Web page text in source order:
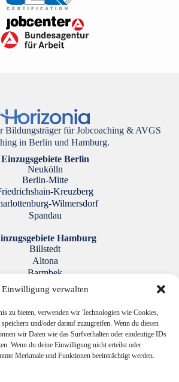
Einwilligung verwalten
zu bieten, verwenden wir Technologien wie Cookies,
und/oder darauf zuzugreifen. Wenn du diesen
wir Daten wie das Surfverhalten oder eindeutige IDs
Wenn du deine Einwilligung nicht erteilst oder
Merkmale und Funktionen beeinträchtigt werden.
Bildungsträger für Jobcoaching & AVGS
in Berlin und Hamburg.
Einzugsgebiete Berlin
Neukölln
Berlin-Mitte
Kreuzberg
Wilmersdorf
Spandau
Hamburg
Billstedt
Altona
Barmbek
Harburg
Wandsbek
Rechtliches
Impressum
Datenschutzerklärung
Cookie-Richtlinie (EU)